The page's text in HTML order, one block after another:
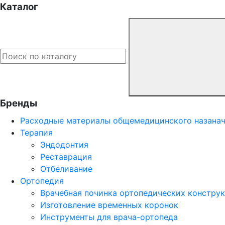
Каталог
Бренды
Расходные материалы общемедицинского
Терапия
Эндодонтия
Реставрация
Отбеливание
Ортопедия
Врачебная починка ортопедических
Изготовление временных коронок
Инструменты для врача-ортопеда